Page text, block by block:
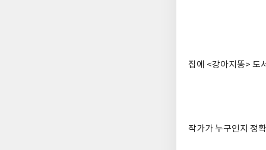
집에 <강아지똥> 도
작가가 누구인지 정